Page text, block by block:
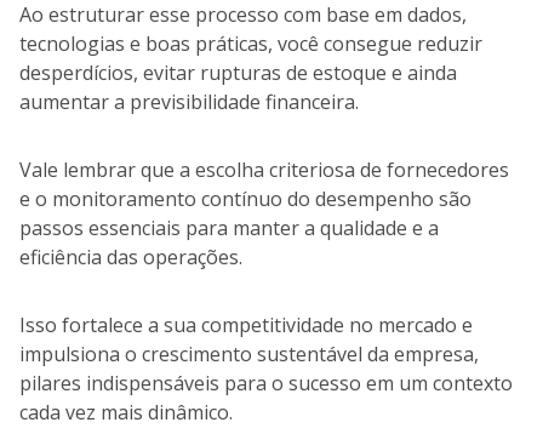
Ao estruturar esse processo com base em dados,
tecnologias e boas práticas, você consegue reduzir
desperdícios, evitar rupturas de estoque e ainda
aumentar a previsibilidade financeira.
Vale lembrar que a escolha criteriosa de fornecedores
e o monitoramento contínuo do desempenho são
passos essenciais para manter a qualidade e a
eficiência das operações.
Isso fortalece a sua competitividade no mercado e
impulsiona o crescimento sustentável da empresa,
pilares indispensáveis para o sucesso em um contexto
cada vez mais dinâmico.